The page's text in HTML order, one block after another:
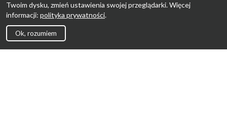
Twoim dysku, zmień ustawienia swojej przeglądarki. Więcej
informacji: polityka prywatności.
Ok, rozumiem